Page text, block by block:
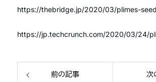
https://thebridge.jp/2020/03/plimes-
https://jp.techcrunch.com/2020/03/24/
前の記事 次